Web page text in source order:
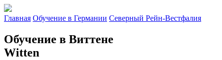
Главная Обучение в Германии Северный Рейн-Вестфалия
Обучение в Виттене
Witten